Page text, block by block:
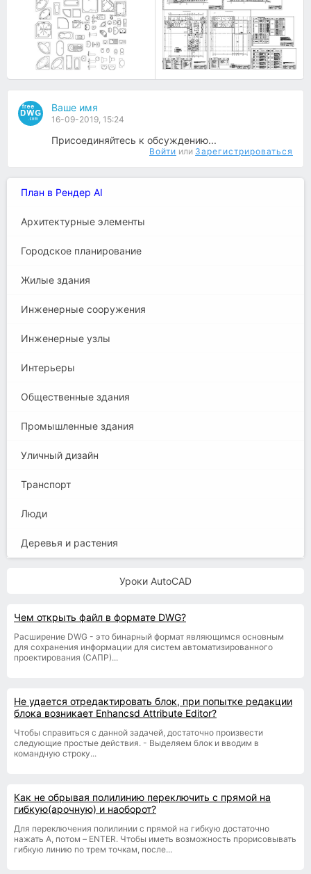
Ваше имя
16-09-2019, 15:24
Присоединяйтесь к обсуждению...
Войти или Зарегистрироваться
План в Рендер AI
Архитектурные элементы
Городское планирование
Жилые здания
Инженерные сооружения
Инженерные узлы
Интерьеры
Общественные здания
Промышленные здания
Уличный дизайн
Транспорт
Люди
Деревья и растения
Уроки AutoCAD
Чем открыть файл в формате DWG?
Расширение DWG - это бинарный формат являющимся основным
для сохранения информации для систем автоматизированного
проектирования (САПР)...
Не удается отредактировать блок, при попытке редакции
блока возникает Enhancsd Attribute Editor?
Чтобы справиться с данной задачей, достаточно произвести
следующие простые действия. - Выделяем блок и вводим в
командную строку...
Как не обрывая полилинию переключить с прямой на
гибкую(арочную) и наоборот?
Для переключения полилинии с прямой на гибкую достаточно
нажать A, потом – ENTER. Чтобы иметь возможность прорисовывать
гибкую линию по трем точкам, после...